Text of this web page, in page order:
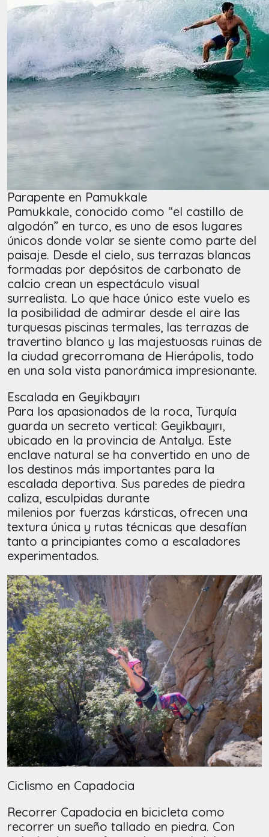
Parapente en Pamukkale
Pamukkale, conocido como “el castillo de
algodón” en turco, es uno de esos lugares
únicos donde volar se siente como parte del
paisaje. Desde el cielo, sus terrazas blancas
formadas por depósitos de carbonato de
calcio crean un espectáculo visual
surrealista. Lo que hace único este vuelo es
la posibilidad de admirar desde el aire las
turquesas piscinas termales, las terrazas de
travertino blanco y las majestuosas ruinas de
la ciudad grecorromana de Hierápolis, todo
en una sola vista panorámica impresionante.
Escalada en Geyikbayırı
Para los apasionados de la roca, Turquía
guarda un secreto vertical: Geyikbayırı,
ubicado en la provincia de Antalya. Este
enclave natural se ha convertido en uno de
los destinos más importantes para la
escalada deportiva. Sus paredes de piedra
caliza, esculpidas durante
milenios por fuerzas kársticas, ofrecen una
textura única y rutas técnicas que desafían
tanto a principiantes como a escaladores
experimentados.
Ciclismo en Capadocia
Recorrer Capadocia en bicicleta como
recorrer un sueño tallado en piedra. Con